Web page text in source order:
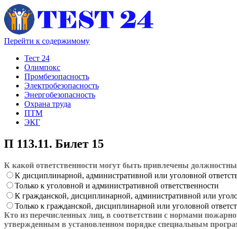
Перейти к содержимому
Тест 24
Олимпокс
Промбезопасность
Электробезопасность
Энергобезопасность
Охрана труда
ПТМ
ЭКГ
П 113.11. Билет 15
К какой ответственности могут быть привлечены
К дисциплинарной, административной или уголовной
Только к уголовной и административной ответственности
К гражданской, дисциплинарной, административной или
Только к гражданской, дисциплинарной или уголовной
Кто из перечисленных лиц, в соответствии с нормами
утвержденным в установленном порядке специальным